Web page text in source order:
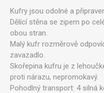
Kufry jsou odolné a
Dělící stěna se zipem po
obou stran.
Malý kufr rozměrově
zavazadlo.
Skořepina kufru je z
proti nárazu, nepromokavý.
Pohodlný transport: 4 silná